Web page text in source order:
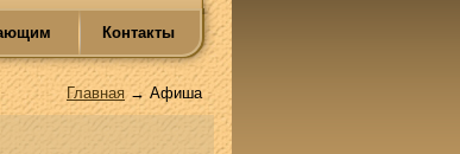
Контакты
Главная → Афиша